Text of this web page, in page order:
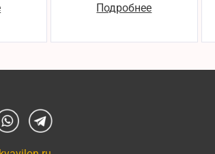
Подробнее